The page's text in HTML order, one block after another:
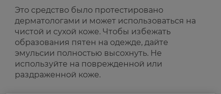
Это средство было протестировано
дерматологами и может использоваться на
чистой и сухой коже. Чтобы избежать
образования пятен на одежде, дайте
эмульсии полностью высохнуть. Не
используйте на поврежденной или
раздраженной коже.